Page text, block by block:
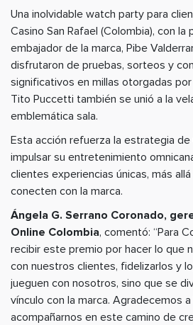
Una inolvidable watch party para
Casino San Rafael (Colombia), con la
embajador de la marca, Pibe
disfrutaron de pruebas, sorteos y
significativos en millas otorgadas
Tito Puccetti también se unió a la
emblemática sala.
Esta acción refuerza la estrategia
impulsar su entretenimiento
clientes experiencias únicas, más
conecten con la marca.
Ángela G. Serrano Coronado,
Online Colombia, comentó: “Para
recibir este premio por hacer lo que
con nuestros clientes, fidelizarlos y
jueguen con nosotros, sino que se
vínculo con la marca. Agradecemos
acompañarnos en este camino de